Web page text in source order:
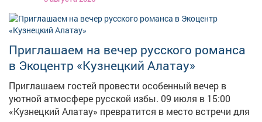
исполнил песню "Чистые пруды". В программе
прозвучали как вечные хиты: "Электричка", "На
теплоходе музыка играет", "Уходило лето", "Наш
сосед", "Ноктюрн", "Облака". Так и музыка, которая
оставила у слушателей приятные воспоминания: "Не
сердись", "Ямаечка", "Благодарю", "Железные дороги" и
другие. Праздник был приурочен к нескольким
праздникам: Дню тыла Вооруженных Сил Российской
Приглашаем на вечер русского романса
в Экоцентр «Кузнецкий Алатау»
Приглашаем гостей провести особенный вечер в
уютной атмосфере русской избы. 09 июля в 15:00
«Кузнецкий Алатау» превратится в место встречи для